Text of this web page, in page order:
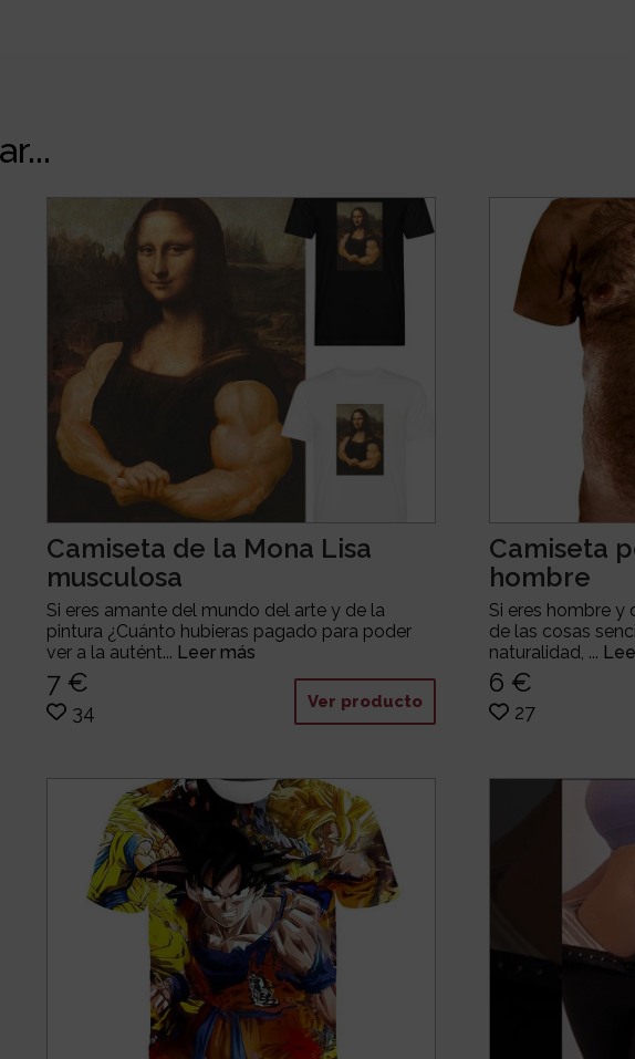
Camiseta de la Mona Lisa
musculosa
Si eres amante del mundo del arte y de la
pintura ¿Cuánto hubieras pagado para poder
ver a la autént... Leer más
7 €
34 Ver producto
Camiseta
hombre
Si eres hombre y
de las cosas
naturalidad, ...
6 €
27